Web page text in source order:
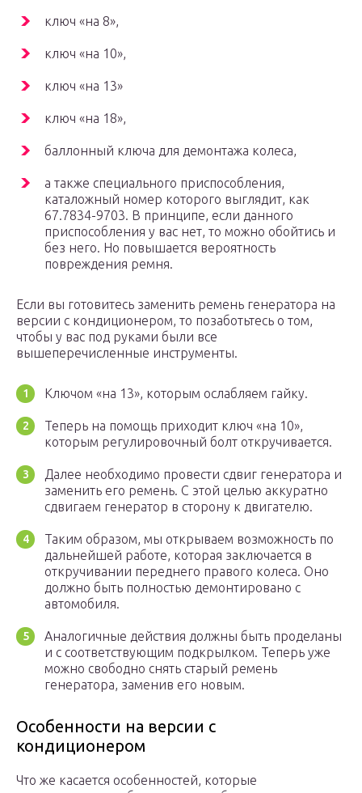
ключ «на 8»,
ключ «на 10»,
ключ «на 13»
ключ «на 18»,
баллонный ключа для демонтажа колеса,
а также специального приспособления,
каталожный номер которого выглядит, как
67.7834-9703. В принципе, если данного
приспособления у вас нет, то можно обойтись и
без него. Но повышается вероятность
повреждения ремня.
Если вы готовитесь заменить ремень генератора на
версии с кондиционером, то позаботьтесь о том,
чтобы у вас под руками были все
вышеперечисленные инструменты.
Ключом «на 13», которым ослабляем гайку.
Теперь на помощь приходит ключ «на 10»,
которым регулировочный болт откручивается.
Далее необходимо провести сдвиг генератора и
заменить его ремень. С этой целью аккуратно
сдвигаем генератор в сторону к двигателю.
Таким образом, мы открываем возможность по
дальнейшей работе, которая заключается в
откручивании переднего правого колеса. Оно
должно быть полностью демонтировано с
автомобиля.
Аналогичные действия должны быть проделаны
и с соответствующим подкрылком. Теперь уже
можно свободно снять старый ремень
генератора, заменив его новым.
Особенности на версии с
кондиционером
Что же касается особенностей, которые